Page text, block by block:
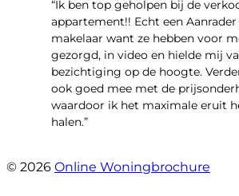
“Ik ben top geholpen bij de
appartement!! Echt een Aanrader
makelaar want ze hebben voor
gezorgd, in video en hielde mij
bezichtiging op de hoogte.
ook goed mee met de
waardoor ik het maximale eruit
halen.”
© 2026 Online Woningbrochure